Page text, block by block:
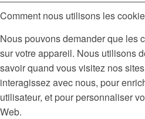
Comment nous utilisons les
Nous pouvons demander que les
sur votre appareil. Nous utilisons
savoir quand vous visitez nos
interagissez avec nous, pour
utilisateur, et pour personnaliser
Web.